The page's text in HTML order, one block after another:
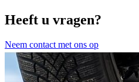
Heeft u vragen?
Neem contact met ons op